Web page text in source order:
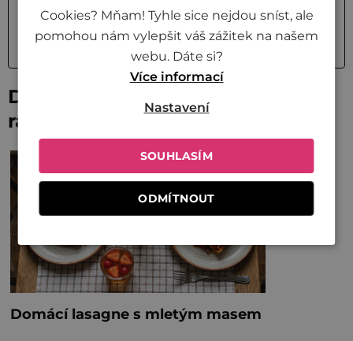
dresinků, může být skvělou součástí vyváženého
jídelníčku.
Další recepty s
rajčatovou omáčkou
Cookies? Mňam! Tyhle sice nejdou sníst, ale
pomohou nám vylepšit váš zážitek na našem
webu. Dáte si?
Více informací
SOUHLASÍM
ODMÍTNOUT
Nastavení